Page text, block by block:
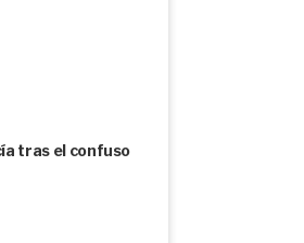
tras el confuso